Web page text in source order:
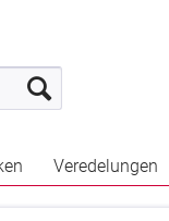
Veredelungen